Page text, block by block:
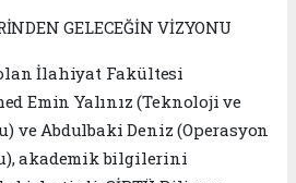
GELECEĞİN VİZYONU
İlahiyat Fakültesi
Emin Yalınız (Teknoloji ve
ve Abdulbaki Deniz (Operasyon
akademik bilgilerini